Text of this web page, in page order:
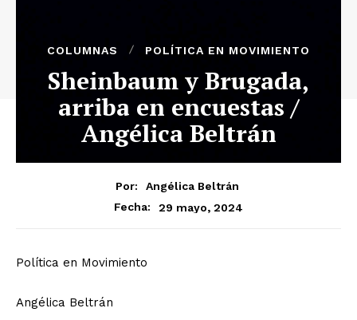
COLUMNAS POLÍTICA EN MOVIMIENTO
Sheinbaum y Brugada,
arriba en encuestas /
Angélica Beltrán
Por:
Angélica Beltrán
Fecha:
29 mayo, 2024
Política en Movimiento
Angélica Beltrán